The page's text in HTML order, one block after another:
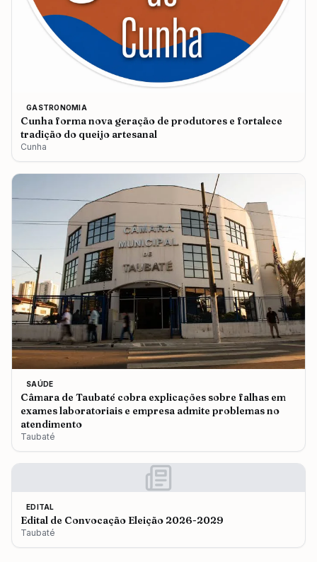
GASTRONOMIA
Cunha forma nova geração de produtores e fortalece
tradição do queijo artesanal
Cunha
SAÚDE
Câmara de Taubaté cobra explicações sobre falhas em
exames laboratoriais e empresa admite problemas no
atendimento
Taubaté
EDITAL
Edital de Convocação Eleição 2026-2029
Taubaté